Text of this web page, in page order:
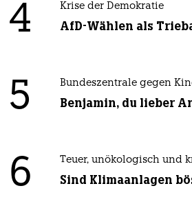
4 Krise der Demokratie
AfD-Wählen als
5 Bundeszentrale gegen
Benjamin, du lieber
6 Teuer, unökologisch und
Sind Klimaanlagen